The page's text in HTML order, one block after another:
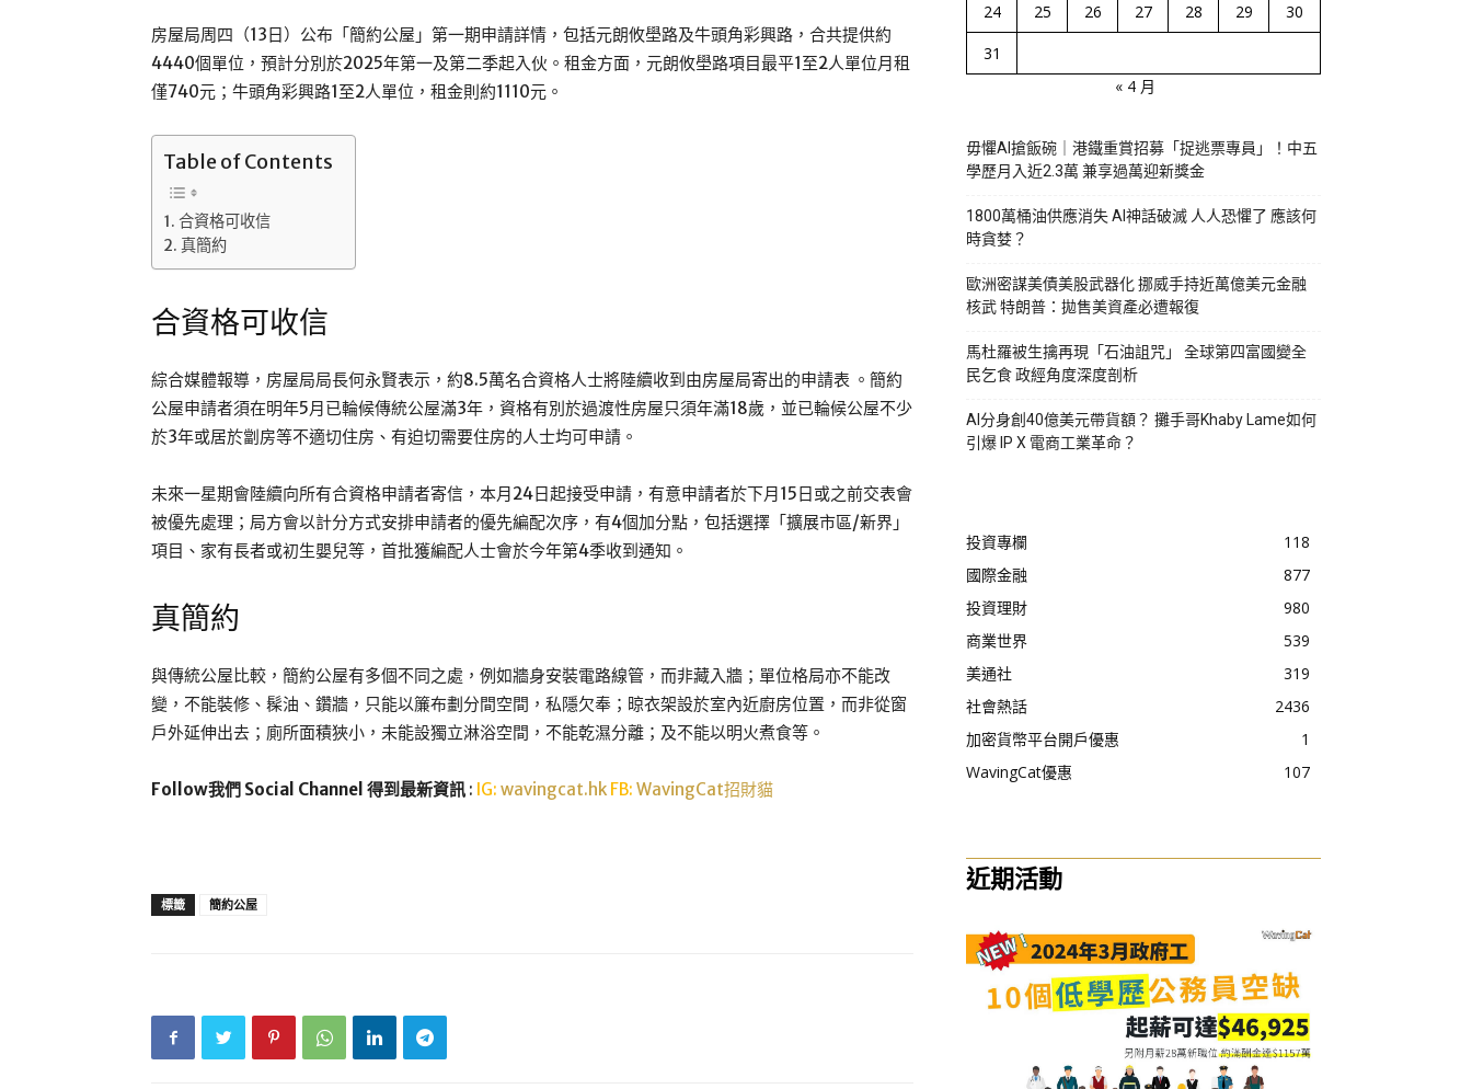
房屋局周四（13日）公布「簡約公屋」第一期申請詳情，包括元朗攸壆路及牛頭角彩興路，合共提供約
4440個單位，預計分別於2025年第一及第二季起入伙。租金方面，元朗攸壆路項目最平1至2人單位月租
僅740元；牛頭角彩興路1至2人單位，租金則約1110元。
Table of Contents
合資格可收信
真簡約
合資格可收信
綜合媒體報導，房屋局局長何永賢表示，約8.5萬名合資格人士將陸續收到由房屋局寄出的申請表 。簡約
公屋申請者須在明年5月已輪候傳統公屋滿3年，資格有別於過渡性房屋只須年滿18歲，並已輪候公屋不少
於3年或居於劏房等不適切住房、有迫切需要住房的人士均可申請。
未來一星期會陸續向所有合資格申請者寄信，本月24日起接受申請，有意申請者於下月15日或之前交表會
被優先處理；局方會以計分方式安排申請者的優先編配次序，有4個加分點，包括選擇「擴展市區/新界」
項目、家有長者或初生嬰兒等，首批獲編配人士會於今年第4季收到通知。
真簡約
與傳統公屋比較，簡約公屋有多個不同之處，例如牆身安裝電路線管，而非藏入牆；單位格局亦不能改
變，不能裝修、髹油、鑽牆，只能以簾布劃分間空間，私隱欠奉；晾衣架設於室內近廚房位置，而非從窗
戶外延伸出去；廁所面積狹小，未能設獨立淋浴空間，不能乾濕分離；及不能以明火煮食等。
Follow我們 Social Channel 得到最新資訊 : IG: wavingcat.hkFB: WavingCat招財貓
標籤 簡約公屋
24
25 26 27 28 29
30
31
« 4 月
毋懼AI搶飯碗｜港鐵重賞招募「捉逃票專員」！中五
學歷月入近2.3萬 兼享過萬迎新獎金
1800萬桶油供應消失 AI神話破滅 人人恐懼了 應該何
時貪婪？
歐洲密謀美債美股武器化 挪威手持近萬億美元金融
核武 特朗普：拋售美資產必遭報復
馬杜羅被生擒再現「石油詛咒」 全球第四富國變全
民乞食 政經角度深度剖析
AI分身創40億美元帶貨額？ 攤手哥Khaby Lame如何
引爆 IP X 電商工業革命？
投資專欄
118
國際金融
877
投資理財
980
商業世界
539
美通社
319
社會熱話
2436
加密貨幣平台開戶優惠
1
WavingCat優惠
107
近期活動